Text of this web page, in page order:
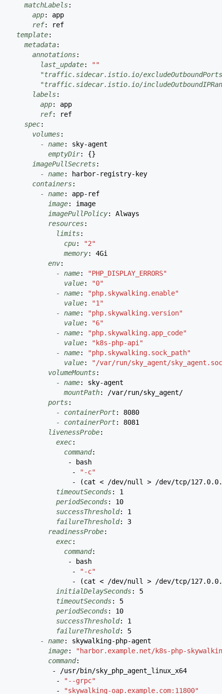
matchLabels:
app: app
ref:
ref
template:
metadata:
annotations:
last_update:
""
"traffic.sidecar.istio.io/
"traffic.sidecar.istio.io/
labels:
app: app
ref:
ref
spec:
volumes:
- name: sky-agent
emptyDir: {}
imagePullSecrets:
- name:
harbor-registry-key
containers:
- name: app-ref
image: image
imagePullPolicy: Always
resources:
limits:
cpu:
"2"
memory: 4Gi
env:
- name:
"PHP_DISPLAY_ERRORS"
value:
"0"
- name:
"php.skywalking.enable"
value:
"1"
- name:
"php.skywalking.version"
value:
"6"
- name:
"php.skywalking.app_code"
value:
"k8s-php-api"
- name:
"php.skywalking.sock_path"
value:
"/var/run/sky_agent/
volumeMounts:
- name: sky-agent
mountPath:
/var/run/sky_agent/
ports:
- containerPort: 8080
- containerPort: 8081
livenessProbe:
exec:
command:
- bash
-
"-c"
-
(cat < /dev/null > /dev/tcp/
timeoutSeconds: 1
periodSeconds: 10
successThreshold: 1
failureThreshold: 3
readinessProbe:
exec:
command:
- bash
-
"-c"
-
(cat < /dev/null > /dev/tcp/
initialDelaySeconds: 5
timeoutSeconds: 5
periodSeconds: 10
successThreshold: 1
failureThreshold: 5
- name: skywalking-php-agent
image:
"harbor.example.net/k8s-php-
command:
- /usr/bin/sky_php_agent_linux_x64
-
"--grpc"
-
"skywalking-oap.example.com:11800"